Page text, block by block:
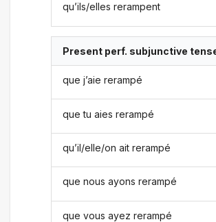
qu’ils/elles rerampent
Present perf. subjunctive
que j’aie rerampé
que tu aies rerampé
qu’il/elle/on ait rerampé
que nous ayons rerampé
que vous ayez rerampé